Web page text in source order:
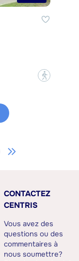
?
CONTACTEZ
CENTRIS
Vous avez des
questions ou des
commentaires à
nous soumettre?